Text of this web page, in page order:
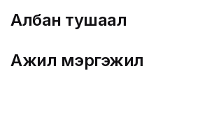
Албан тушаал
Ажил мэргэжил